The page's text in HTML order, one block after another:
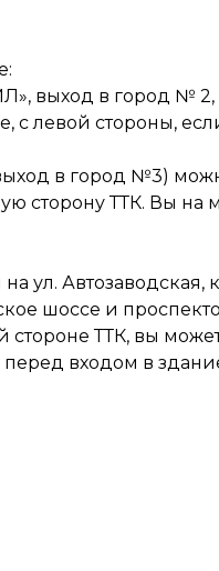
выход в город №
с левой стороны,
в город №3)
сторону ТТК. Вы на
ул. Автозаводская,
шоссе и
стороне ТТК, вы
перед входом в